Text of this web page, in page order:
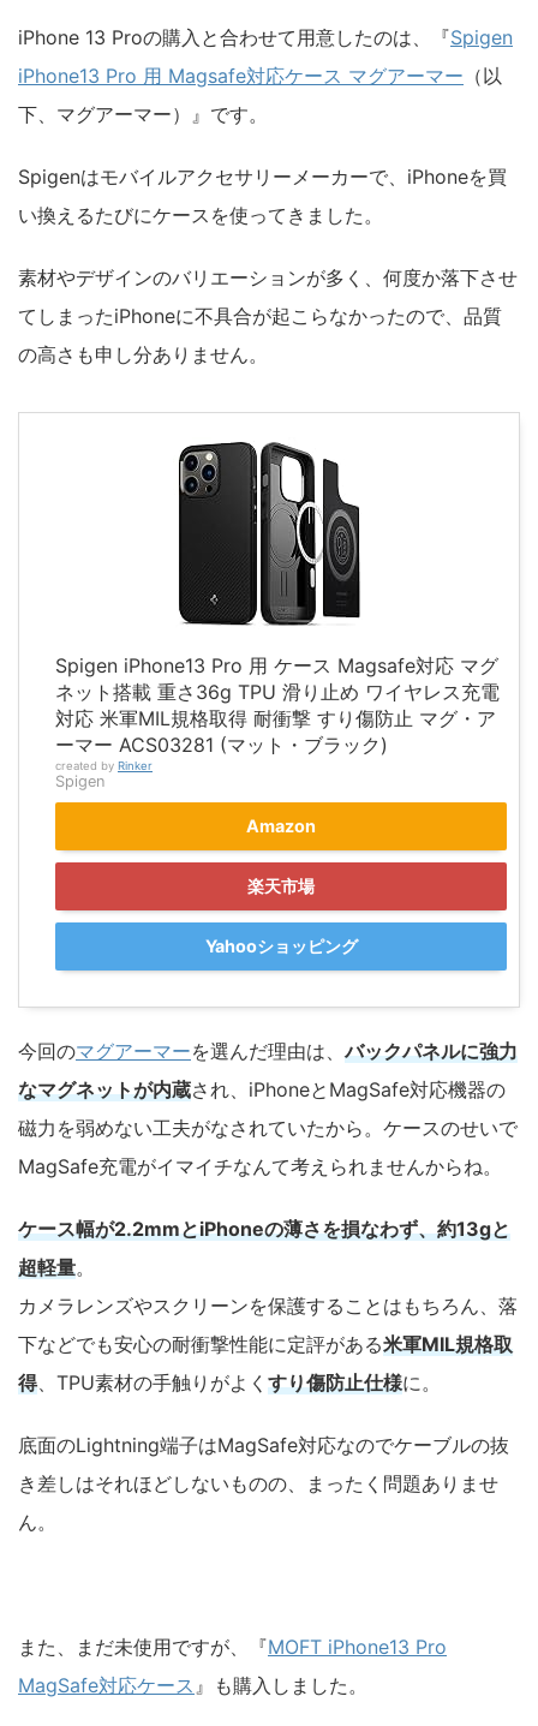
iPhone 13 Proの購入と合わせて用意したのは、『Spigen
iPhone13 Pro 用 Magsafe対応ケース マグアーマー （以
下、マグアーマー）』です。
Spigenはモバイルアクセサリーメーカーで、iPhoneを買
い換えるたびにケースを使ってきました。
素材やデザインのバリエーションが多く、何度か落下させ
てしまったiPhoneに不具合が起こらなかったので、品質
の高さも申し分ありません。
Spigen iPhone13 Pro 用 ケース Magsafe対応 マグ
ネット搭載 重さ36g TPU 滑り止め ワイヤレス充電
対応 米軍MIL規格取得 耐衝撃 すり傷防止 マグ・ア
ーマー ACS03281 (マット・ブラック)
created by Rinker
Spigen
Amazon
楽天市場
Yahooショッピング
今回のマグアーマーを選んだ理由は、バックパネルに強力
なマグネットが内蔵され、iPhoneとMagSafe対応機器の
磁力を弱めない工夫がなされていたから。ケースのせいで
MagSafe充電がイマイチなんて考えられませんからね。
ケース幅が2.2mmとiPhoneの薄さを損なわず、約13gと
超軽量。
カメラレンズやスクリーンを保護することはもちろん、落
下などでも安心の耐衝撃性能に定評がある米軍MIL規格取
得、TPU素材の手触りがよく すり傷防止仕様に。
底面のLightning端子はMagSafe対応なのでケーブルの抜
き差しはそれほどしないものの、まったく問題ありませ
ん。
また、まだ未使用ですが、『MOFT iPhone13 Pro
MagSafe対応ケース 』も購入しました。